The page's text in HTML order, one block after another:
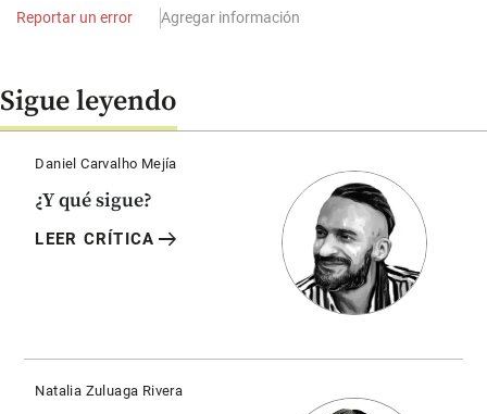
Reportar un error Agregar información
Sigue leyendo
Daniel Carvalho Mejía
¿Y qué sigue?
LEER CRÍTICA arrow_right_alt
Natalia Zuluaga Rivera